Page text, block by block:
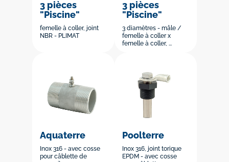
3 pièces
"Piscine"
femelle à coller, joint
NBR - PLIMAT
3 pièces
"Piscine"
3 diamètres - mâle /
femelle à coller x
femelle à coller, ...
Aquaterre
Inox 316 - avec cosse
pour câblette de
Poolterre
Inox 316, joint torique
EPDM - avec cosse